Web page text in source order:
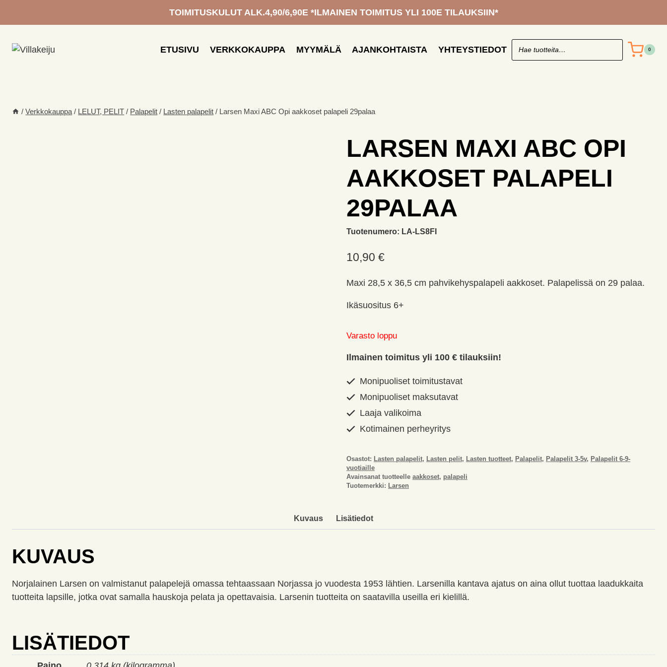
TOIMITUSKULUT ALK.4,90/6,90E *ILMAINEN TOIMITUS YLI 100E TILAUKSIIN*
ETUSIVU VERKKOKAUPPA MYYMÄLÄ AJANKOHTAISTA YHTEYSTIEDOT 0
/ Verkkokauppa / LELUT, PELIT / Palapelit / Lasten palapelit / Larsen Maxi ABC Opi aakkoset palapeli 29palaa
LARSEN MAXI ABC OPI
AAKKOSET PALAPELI
29PALAA
Tuotenumero: LA-LS8FI
10,90 €
Maxi 28,5 x 36,5 cm pahvikehyspalapeli aakkoset. Palapelissä on 29 palaa.
Ikäsuositus 6+
Varasto loppu
Ilmainen toimitus yli 100 € tilauksiin!
Monipuoliset toimitustavat
Monipuoliset maksutavat
Laaja valikoima
Kotimainen perheyritys
Osastot: Lasten palapelit, Lasten pelit, Lasten tuotteet, Palapelit, Palapelit 3-5v, Palapelit 6-9-
vuotiaille
Avainsanat tuotteelle aakkoset, palapeli
Tuotemerkki: Larsen
Kuvaus Lisätiedot
KUVAUS
Norjalainen Larsen on valmistanut palapelejä omassa tehtaassaan Norjassa jo vuodesta 1953 lähtien. Larsenilla kantava ajatus on aina ollut tuottaa laadukkaita
tuotteita lapsille, jotka ovat samalla hauskoja pelata ja opettavaisia. Larsenin tuotteita on saatavilla useilla eri kielillä.
LISÄTIEDOT